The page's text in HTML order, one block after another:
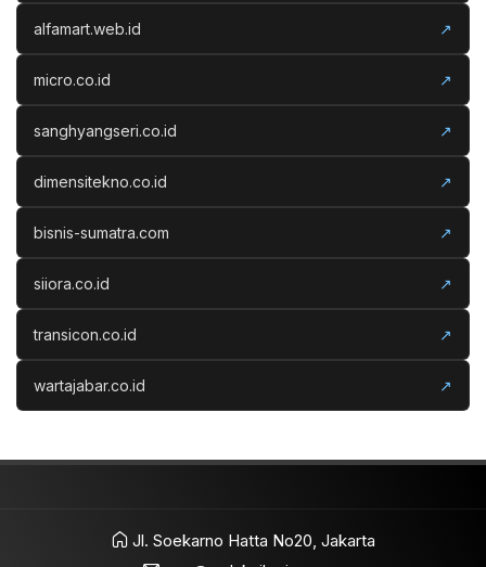
alfamart.web.id ↗
micro.co.id ↗
sanghyangseri.co.id ↗
dimensitekno.co.id ↗
bisnis-sumatra.com ↗
siiora.co.id ↗
transicon.co.id ↗
wartajabar.co.id ↗
Jl. Soekarno Hatta No20, Jakarta